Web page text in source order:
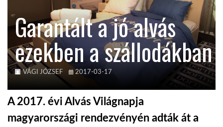
AUSZTRÁLIA
A VILÁG ITTHON
Garantált a jó alvás
ezekben a szállodákban
VÁGI JÓZSEF 2017-03-17
A 2017. évi Alvás Világnapja
magyarországi rendezvényén adták át a